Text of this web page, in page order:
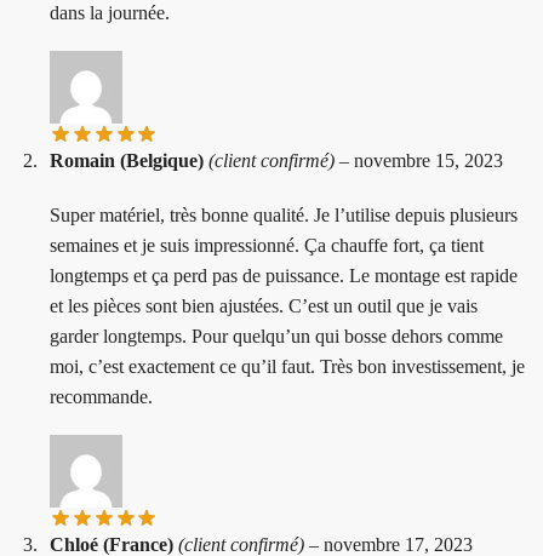
dans la journée.
Romain (Belgique) (client confirmé) – novembre 15, 2023
Super matériel, très bonne qualité. Je l’utilise depuis plusieurs
semaines et je suis impressionné. Ça chauffe fort, ça tient
longtemps et ça perd pas de puissance. Le montage est rapide
et les pièces sont bien ajustées. C’est un outil que je vais
garder longtemps. Pour quelqu’un qui bosse dehors comme
moi, c’est exactement ce qu’il faut. Très bon investissement, je
recommande.
Chloé (France) (client confirmé) – novembre 17, 2023